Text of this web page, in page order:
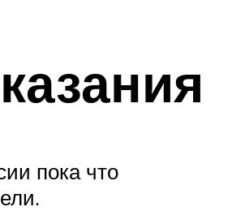
пока что